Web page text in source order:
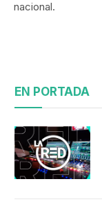
nacional.
EN PORTADA